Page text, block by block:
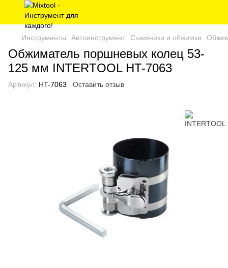
Инструменты Автоинструмент Съемники и обжимки
Обжиматель поршневых колец 53-
125 мм INTERTOOL HT-7063
Артикул: HT-7063 Оставить отзыв